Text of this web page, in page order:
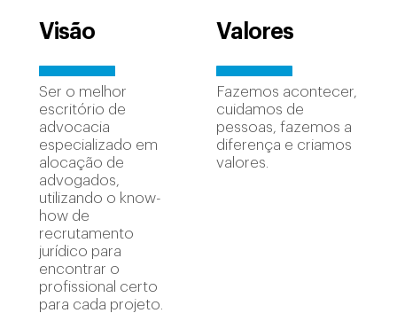
Visão
Ser o melhor
escritório de
advocacia
especializado em
alocação de
advogados,
utilizando o know-
how de
recrutamento
jurídico para
encontrar o
profissional certo
para cada projeto.
Valores
Fazemos acontecer,
cuidamos de
pessoas, fazemos a
diferença e criamos
valores.